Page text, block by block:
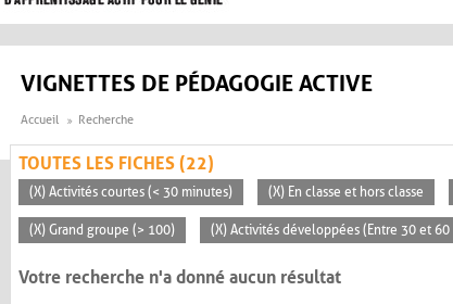
VIGNETTES DE PÉDAGOGIE ACTIVE
Accueil Recherche
TOUTES LES FICHES (22)
(X) Activités courtes (< 30 minutes) (X) En classe et hors classe
(X) Grand groupe (> 100) (X) Activités développées (Entre 30 et
Votre recherche n'a donné aucun résultat